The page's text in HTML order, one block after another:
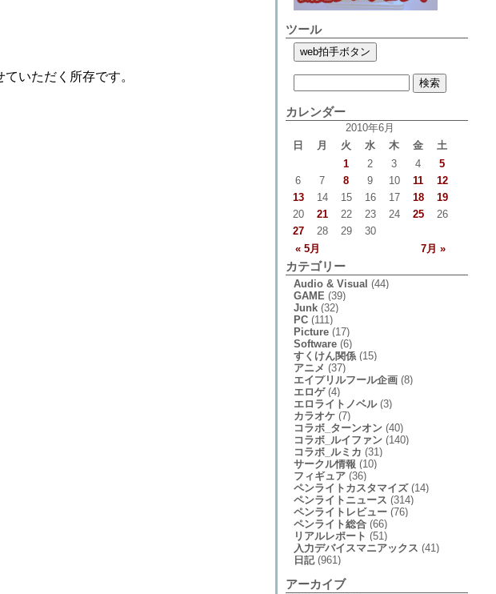
いただく所存です。
ツール
カレンダー
2010年6月
日
月 火 水 木 金 土
« 5月 7月 »
1 2 3 4
5
6
7 8 9 10 11
12
13
14 15 16 17 18
19
20
21 22 23 24 25
26
27
28 29 30
カテゴリー
Audio & Visual (44)
GAME (39)
Junk(32)
PC(111)
Picture(17)
Software(6)
すくけん関係(15)
アニメ (37)
エイプリルフール企画(8)
エロゲ(4)
エロライトノベル(3)
カラオケ(7)
コラボ_ターンオン(40)
コラボ_ルイファン(140)
コラボ_ルミカ (31)
サークル情報 (10)
フィギュア(36)
ペンライトカスタマイズ(14)
ペンライトニュース (314)
ペンライトレビュー(76)
ペンライト総合(66)
リアルレポート (51)
入力デバイスマニアックス (41)
日記(961)
アーカイブ